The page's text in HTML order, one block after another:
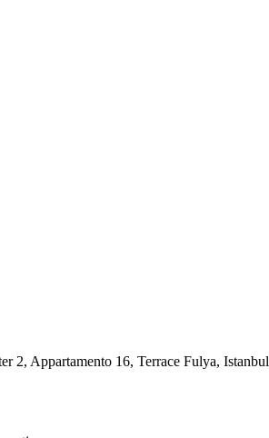
2, Appartamento 16, Terrace Fulya, Istanbul